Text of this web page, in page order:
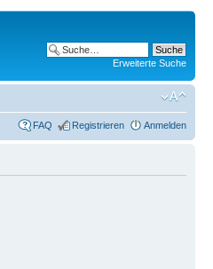
Erweiterte Suche
FAQ Registrieren Anmelden